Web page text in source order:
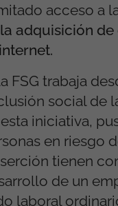
acceso a
adquisición
FSG trabaja
social de
iniciativa,
en riesgo
tienen
de un
laboral